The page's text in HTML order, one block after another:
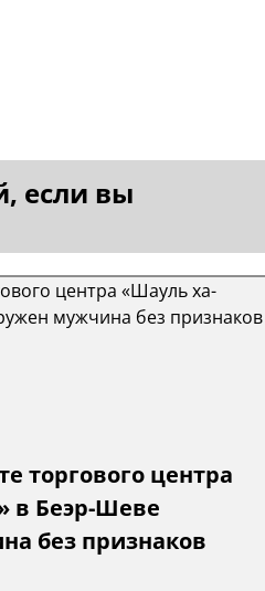
если вы
торгового центра
в Беэр-Шеве
без признаков